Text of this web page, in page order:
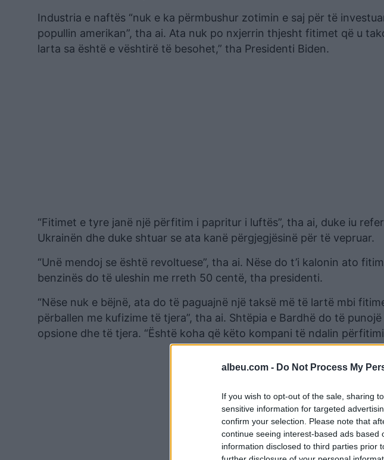
albeu.com - Do Not Process My
If you wish to opt-out of the sale, sharing
sensitive information for targeted
confirm your selection. Please note that
continue seeing interest-based ads
information disclosed to third parties prior
Industria e naftës “nuk e ka përmbushur zotimin e saj për të
popullin amerikan”, tha ai. Ata nuk po nxjerrin thjesht fitimet që u
larta sa është e vështirë të besohet,” tha Presidenti Biden.
“Fitimet e tyre janë një përfitim i papritur i luftës”, tha ai, duke iu
Ukrainën dhe duke shtuar se ata kanë përgjegjësinë për të vepruar.
“Unë mendoj se është revoltuese”, tha ai. Nëse do t’i kalonin ato
benzinës do të uleshin me rreth 50 centë, tha presidenti.
“Nëse nuk e bëjnë, ata do të paguajnë një taksë më të lartë mbi
përballen me kufizime të tjera”, tha ai. Shtëpia e Bardhë do të
opsione dhe të tjera. “Është koha që këto kompani të ndalin